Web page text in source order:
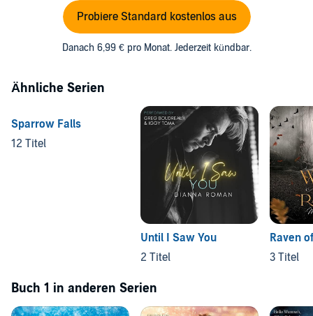
Probiere Standard kostenlos aus
Danach 6,99 € pro Monat. Jederzeit kündbar.
Ähnliche Serien
Sparrow Falls
12 Titel
Until I Saw You
2 Titel
Raven
3 Titel
Buch 1 in anderen Serien